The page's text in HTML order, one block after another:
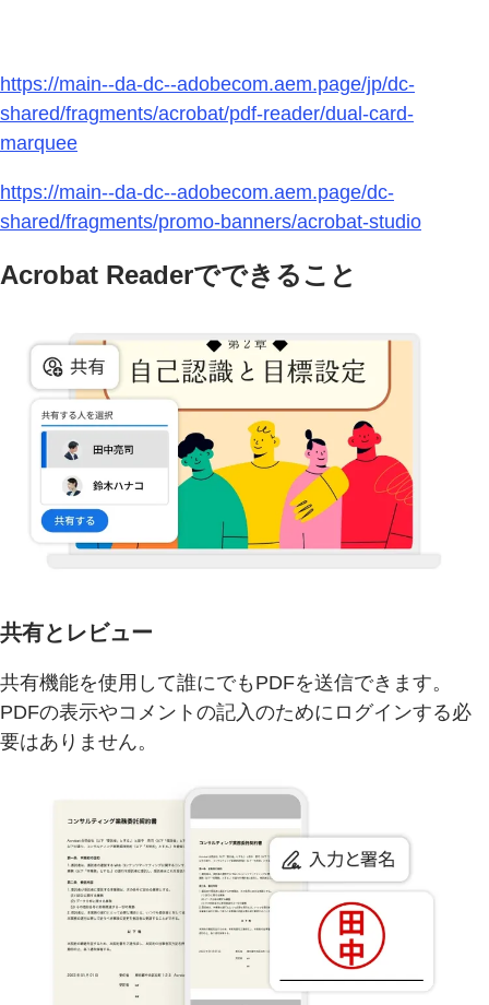
https://main--da-dc--adobecom.aem.page/jp/dc-
shared/fragments/acrobat/pdf-reader/dual-card-
marquee
https://main--da-dc--adobecom.aem.page/dc-
shared/fragments/promo-banners/acrobat-studio
Acrobat Readerでできること
共有とレビュー
共有機能を使用して誰にでもPDFを送信できます。
PDFの表示やコメントの記入のためにログインする必
要はありません。